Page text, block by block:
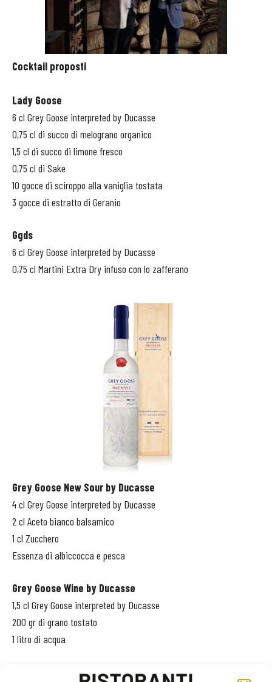
Cocktail proposti
Lady Goose
6 cl Grey Goose interpreted by Ducasse
0,75 cl di succo di melograno organico
1,5 cl di succo di limone fresco
0,75 cl di Sake
10 gocce di sciroppo alla vaniglia tostata
3 gocce di estratto di Geranio
Ggds
6 cl Grey Goose interpreted by Ducasse
0,75 cl Martini Extra Dry infuso con lo zafferano
Grey Goose New Sour by Ducasse
4 cl Grey Goose interpreted by Ducasse
2 cl Aceto bianco balsamico
1 cl Zucchero
Essenza di albiccocca e pesca
Grey Goose Wine by Ducasse
1,5 cl Grey Goose interpreted by Ducasse
200 gr di grano tostato
1 litro di acqua
Grey Goose Ducasse Martini